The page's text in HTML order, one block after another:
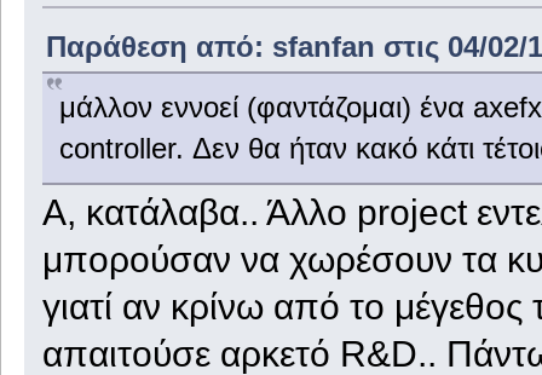
Παράθεση από: sfanfan στις 04/02/
μάλλον εννοεί (φαντάζομαι) ένα
controller. Δεν θα ήταν κακό κάτι
A, κατάλαβα.. Άλλο project
μπορούσαν να χωρέσουν τα
γιατί αν κρίνω από το μέγεθος
απαιτούσε αρκετό R&D..